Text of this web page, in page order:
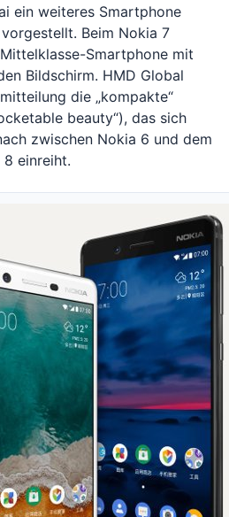
ein weiteres Smartphone
Beim Nokia 7
Smartphone mit
Bildschirm. HMD Global
die „kompakte“
beauty“), das sich
zwischen Nokia 6 und dem
einreiht.